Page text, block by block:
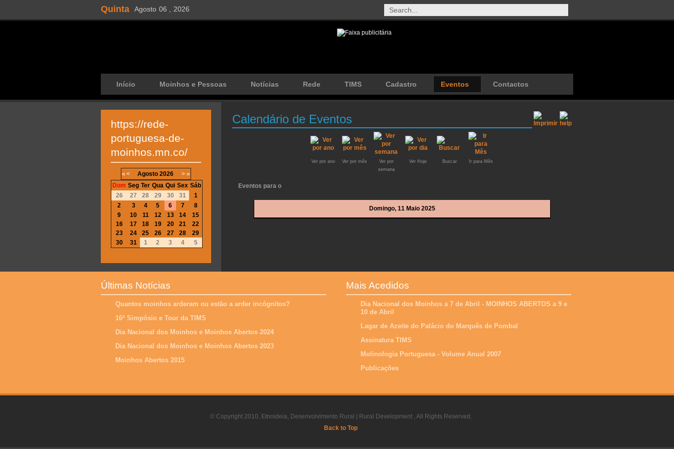
Quinta Agosto 06 , 2026
Início Moinhos e Pessoas Notícias Rede TIMS Cadastro Eventos Contactos
Calendário de Eventos
Ver por ano Ver por mês
Ver por
semana
Ver Hoje Buscar Ir para Mês
Eventos para o
Domingo, 11 Maio 2025
https://rede-
portuguesa-de-
moinhos.mn.co/
« < Agosto 2026 > »
Dom Seg Ter Qua Qui Sex Sáb
26
27 28 29 30 31
1
2
3 4 5 6 7
8
9
10 11 12 13 14
15
16
17 18 19 20 21
22
23
24 25 26 27 28
29
30
31 1 2 3 4 5
Últimas Notícias
Quantos moinhos arderam ou estão a arder incógnitos?
16º Simpósio e Tour da TIMS
Dia Nacional dos Moinhos e Moinhos Abertos 2024
Dia Nacional dos Moinhos e Moinhos Abertos 2023
Moinhos Abertos 2015
Mais Acedidos
Dia Nacional dos Moinhos a 7 de Abril - MOINHOS ABERTOS a 9 e
10 de Abril
Lagar de Azeite do Palácio do Marquês de Pombal
Assinatura TIMS
Molinologia Portuguesa - Volume Anual 2007
Publicações
© Copyright 2010, Etnoideia, Desenvolvimento Rural | Rural Development , All Rights Reserved.
Back to Top